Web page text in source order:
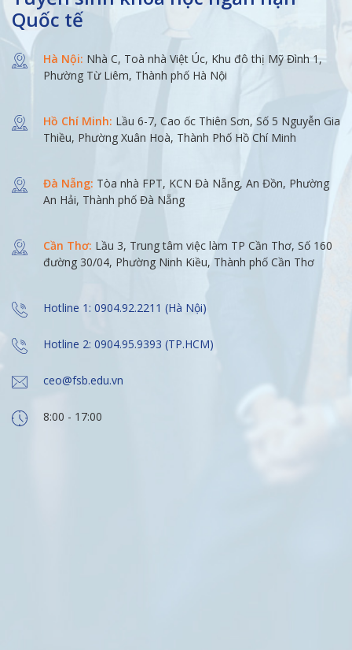
Quốc tế
Hà Nội: Nhà C, Toà nhà Việt Úc, Khu đô thị Mỹ Đình 1,
Phường Từ Liêm, Thành phố Hà Nội
Hồ Chí Minh: Lầu 6-7, Cao ốc Thiên Sơn, Số 5 Nguyễn Gia
Thiều, Phường Xuân Hoà, Thành Phố Hồ Chí Minh
Đà Nẵng: Tòa nhà FPT, KCN Đà Nẵng, An Đồn, Phường
An Hải, Thành phố Đà Nẵng
Cần Thơ: Lầu 3, Trung tâm việc làm TP Cần Thơ, Số 160
đường 30/04, Phường Ninh Kiều, Thành phố Cần Thơ
Hotline 1: 0904.92.2211 (Hà Nội)
Hotline 2: 0904.95.9393 (TP.HCM)
ceo@fsb.edu.vn
8:00 - 17:00